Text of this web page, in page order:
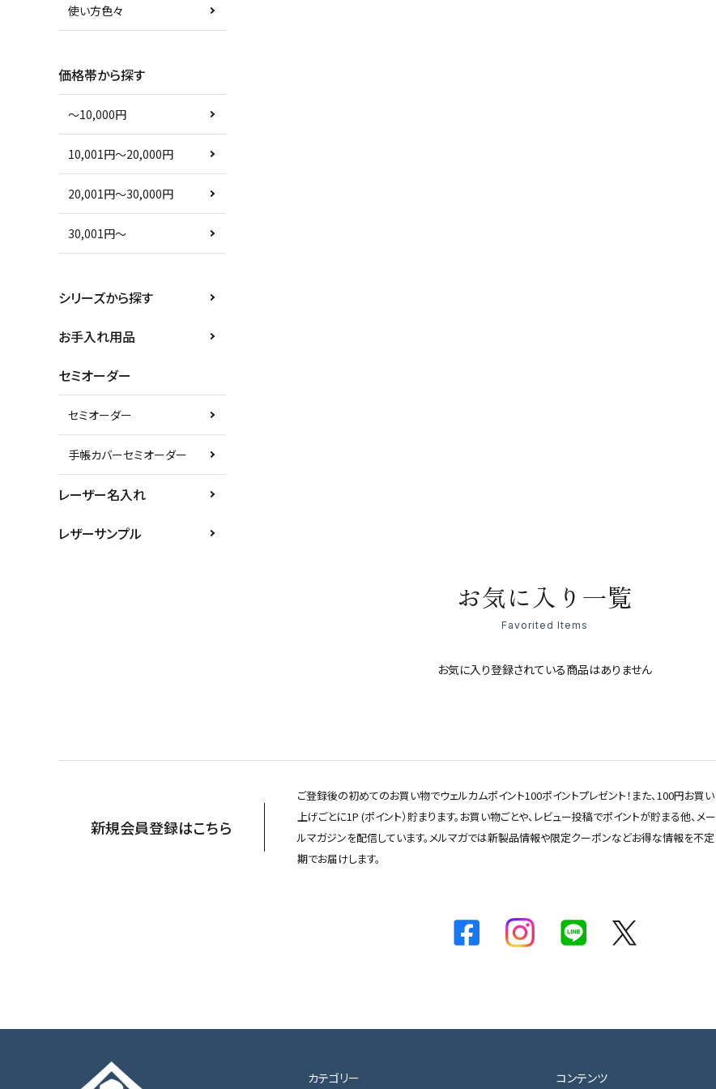
使い方色々
価格帯から探す
〜10,000円
10,001円〜20,000円
20,001円〜30,000円
30,001円〜
シリーズから探す
お手入れ用品
セミオーダー
セミオーダー
手帳カバーセミオーダー
レーザー名入れ
レザーサンプル
お気に入り一覧
Favorited Items
お気に入り登録されている商品はありません
新規会員登録はこちら
ご登録後の初めてのお買い物でウェルカムポイント100ポイントプレゼント！また、100円お買い
上げごとに1P (ポイント）貯まります。お買い物ごとや、レビュー投稿でポイントが貯まる他、メー
ルマガジンを配信しています。メルマガでは新製品情報や限定クーポンなどお得な情報を不定
期でお届けします。
カテゴリー コンテンツ